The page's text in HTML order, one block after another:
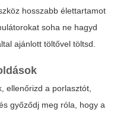
hosszabb élettartamot
soha ne hagyd
ajánlott töltővel töltsd.
ellenőrizd a porlasztót,
győződj meg róla, hogy a